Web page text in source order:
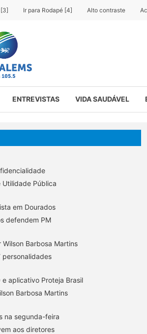
[3] Ir para Rodapé [4] Alto contraste
ENTREVISTAS VIDA SAUDÁVEL
Utilidade Pública
em Dourados
defendem PM
Barbosa Martins
personalidades
aplicativo Proteja Brasil
Barbosa Martins
na segunda-feira
aos diretores